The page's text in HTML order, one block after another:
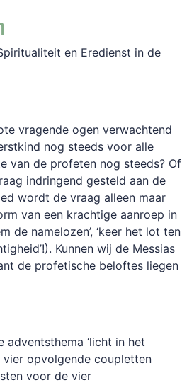
en Eredienst in de
vragende ogen verwachtend
nog steeds voor alle
van de profeten nog steeds? Of
indringend gesteld aan de
wordt de vraag alleen maar
van een krachtige aanroep in
de namelozen’, ‘keer het lot ten
Kunnen wij de Messias
de profetische beloftes liegen
‘licht in het
vier opvolgende coupletten
voor de vier